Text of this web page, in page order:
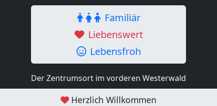
Familiär
Liebenswert
Lebensfroh
Der Zentrumsort im vorderen Westerwald
Herzlich Willkommen